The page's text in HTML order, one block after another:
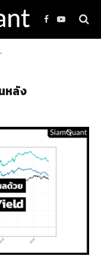
Facebook
YouTube
หลัง